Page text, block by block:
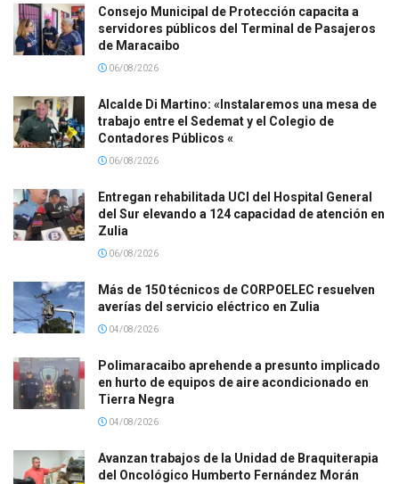
Consejo Municipal de Protección capacita a
servidores públicos del Terminal de Pasajeros
de Maracaibo
06/08/2026
Alcalde Di Martino: «Instalaremos una mesa de
trabajo entre el Sedemat y el Colegio de
Contadores Públicos «
06/08/2026
Entregan rehabilitada UCI del Hospital General
del Sur elevando a 124 capacidad de atención en
Zulia
06/08/2026
Más de 150 técnicos de CORPOELEC resuelven
averías del servicio eléctrico en Zulia
04/08/2026
Polimaracaibo aprehende a presunto implicado
en hurto de equipos de aire acondicionado en
Tierra Negra
04/08/2026
Avanzan trabajos de la Unidad de Braquiterapia
del Oncológico Humberto Fernández Morán